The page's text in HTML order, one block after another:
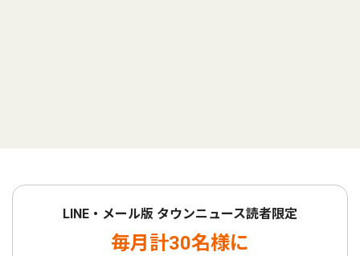
LINE・メール版 タウンニュース読者限定
毎月計30名様に